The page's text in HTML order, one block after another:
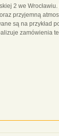
2 we
przyjemną
są na przykład
zamówienia